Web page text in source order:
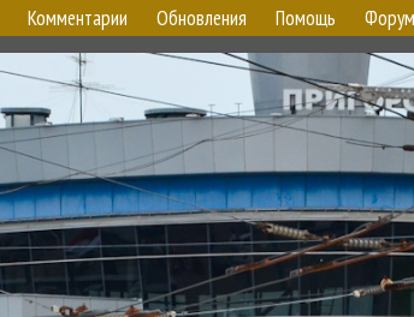
Комментарии Обновления Помощь Форум